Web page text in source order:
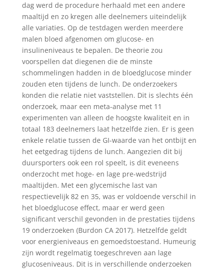
dag werd de procedure herhaald met een andere
maaltijd en zo kregen alle deelnemers uiteindelijk
alle variaties. Op de testdagen werden meerdere
malen bloed afgenomen om glucose- en
insulineniveaus te bepalen. De theorie zou
voorspellen dat diegenen die de minste
schommelingen hadden in de bloedglucose minder
zouden eten tijdens de lunch. De onderzoekers
konden die relatie niet vaststellen. Dit is slechts één
onderzoek, maar een meta-analyse met 11
experimenten van alleen de hoogste kwaliteit en in
totaal 183 deelnemers laat hetzelfde zien. Er is geen
enkele relatie tussen de GI-waarde van het ontbijt en
het eetgedrag tijdens de lunch. Aangezien dit bij
duursporters ook een rol speelt, is dit eveneens
onderzocht met hoge- en lage pre-wedstrijd
maaltijden. Met een glycemische last van
respectievelijk 82 en 35, was er voldoende verschil in
het bloedglucose effect, maar er werd geen
significant verschil gevonden in de prestaties tijdens
19 onderzoeken (Burdon CA 2017). Hetzelfde geldt
voor energieniveaus en gemoedstoestand. Humeurig
zijn wordt regelmatig toegeschreven aan lage
glucoseniveaus. Dit is in verschillende onderzoeken